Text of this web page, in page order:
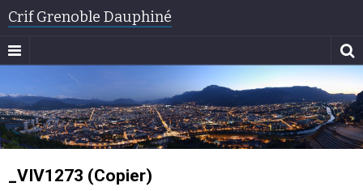
Crif Grenoble Dauphiné
_VIV1273 (Copier)